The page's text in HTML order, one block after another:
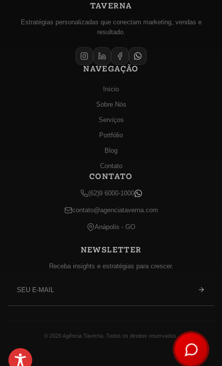
TAVERNA
Estratégias personalizadas que conectam marketing, vendas e
resultado.
NAVEGAÇÃO
Início
Sobre Nós
Serviços
Portfólio
Blog
Contato
CONTATO
(62)9 6000-1000
contato@agenciataverna.com
Anápolis - GO
NEWSLETTER
Receba insights e estratégias para crescer.
© 2026 Agência Taverna. Todos os direitos reservados.